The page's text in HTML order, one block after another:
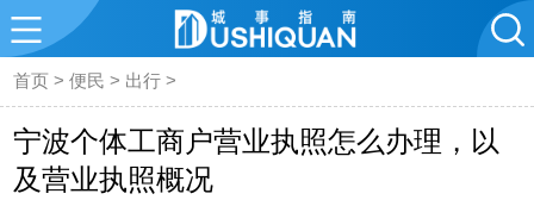
首页 >便民 > 出行 >
宁波个体工商户营业执照怎么办理，以
及营业执照概况